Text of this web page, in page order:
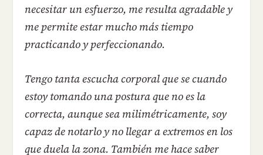
necesitar un esfuerzo, me resulta agradable y
me permite estar mucho más tiempo
practicando y perfeccionando.
Tengo tanta escucha corporal que se cuando
estoy tomando una postura que no es la
correcta, aunque sea milimétricamente, soy
capaz de notarlo y no llegar a extremos en los
que duela la zona. También me hace saber